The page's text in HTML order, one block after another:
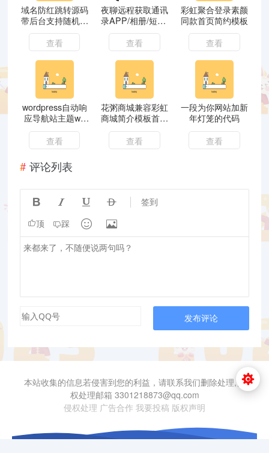
域名防红跳转源码
带后台支持随机跳
转有效放屏蔽
查看
夜聊远程获取通讯
录APP/相册/短信/
双端
查看
彩虹聚合登录素颜
同款首页简约模板
查看
wordpress自动响
应导航站主题wp
导航站源码php外
链程序自动适别
查看
花粥商城兼容彩虹
商城简介模板首发
免费分享
查看
一段为你网站加新
年灯笼的代码
查看
评论列表
    签到
顶 踩  
发布评论
本站收集的信息若侵害到您的利益，请联系我们删除处理,侵
权处理邮箱 3301218873@qq.com
侵权处理 广告合作 我要投稿 版权声明